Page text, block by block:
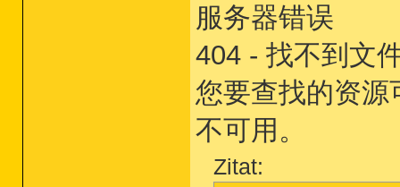
服务器错误
404 - 找不到文
您要查找的资
不可用。
Zitat: